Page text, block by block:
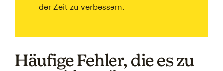
der Zeit zu verbessern.
Häufige Fehler, die es zu